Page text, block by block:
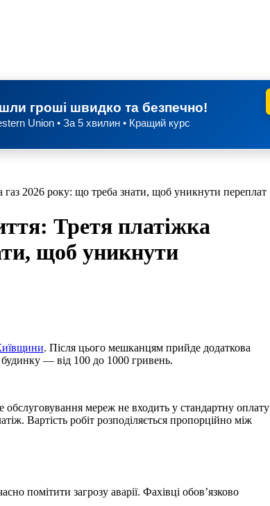
гроші швидко та безпечно!
Union • За 5 хвилин • Кращий курс
газ 2026 року: що треба знати, щоб уникнути переплат
Третя платіжка
щоб уникнути
. Після цього мешканцям прийде додаткова
— від 100 до 1000 гривень.
обслуговування мереж не входить у стандартну оплату
Вартість робіт розподіляється пропорційно між
помітити загрозу аварії. Фахівці обов’язково